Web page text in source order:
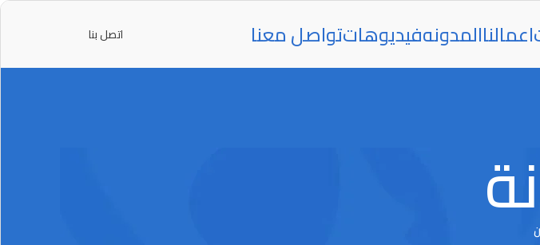
اعمالناالمدونهفيديوهاتتواصل معنا اتصل بنا